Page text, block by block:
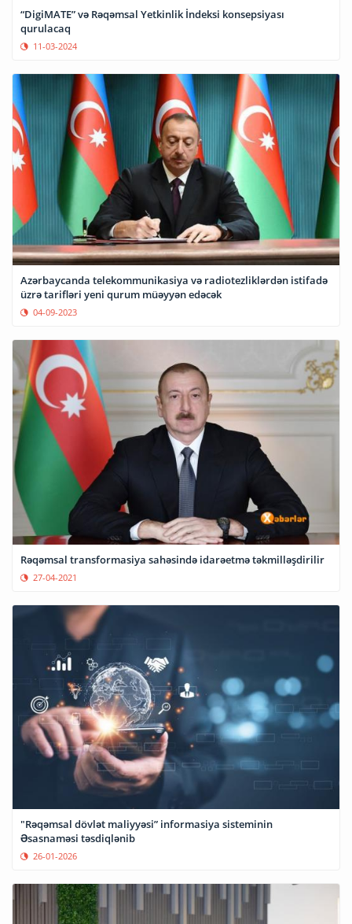
“DigiMATE” və Rəqəmsal Yetkinlik İndeksi konsepsiyası
qurulacaq
11-03-2024
Azərbaycanda telekommunikasiya və radiotezliklərdən istifadə
üzrə tarifləri yeni qurum müəyyən edəcək
04-09-2023
Rəqəmsal transformasiya sahəsində idarəetmə təkmilləşdirilir
27-04-2021
"Rəqəmsal dövlət maliyyəsi” informasiya sisteminin
Əsasnaməsi təsdiqlənib
26-01-2026